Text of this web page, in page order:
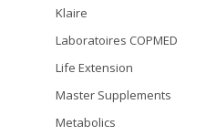
Klaire
Laboratoires COPMED
Life Extension
Master Supplements
Metabolics